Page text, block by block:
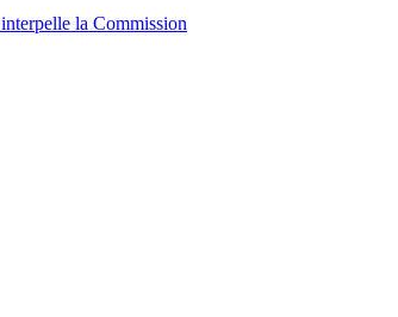
interpelle la Commission